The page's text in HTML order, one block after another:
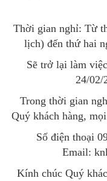
Thời gian nghỉ: Từ
lịch) đến thứ hai
Sẽ trở lại làm
24/02/
Trong thời gian
Quý khách hàng,
Số điện thoại
Email:
Kính chúc Quý